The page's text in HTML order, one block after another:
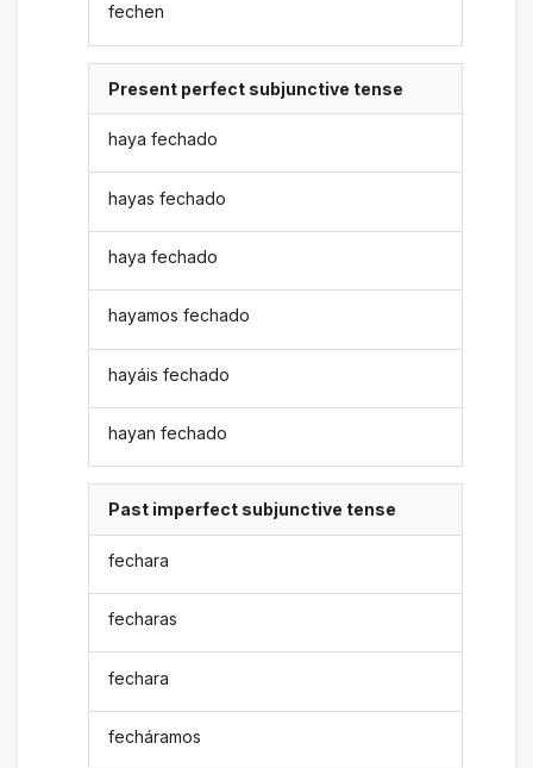
fechen
Present perfect subjunctive tense
haya fechado
hayas fechado
haya fechado
hayamos fechado
hayáis fechado
hayan fechado
Past imperfect subjunctive tense
fechara
fecharas
fechara
fecháramos